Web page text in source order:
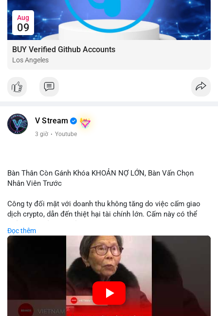
Aug
09
BUY Verified Github Accounts
Los Angeles
V Stream
3 giờ · Youtube
Bàn Thân Còn Gánh Khóa KHOẢN NỢ LỚN, Bàn Vấn Chọn
Nhân Viên Trước
Công ty đối mặt với doanh thu không tăng do việc cấm giao
dịch crypto, dẫn đến thiệt hại tài chính lớn. Cấm này có thể
biến động giá digital asset. Bàn vấn chuyển hướng tập trung
vào nhân lực, cho thấy chiến lược giảm chi phí hoặc điều chỉnh
mô hình kinh doanh. Điều này có thể ảnh hưởng đến thị trường
crypto và các doanh nghiệp liên quan trong tương lai.
🎥 Xem video trực tiếp tại:
Nguồn: KIEN THUC KINH TE
Đọc thêm